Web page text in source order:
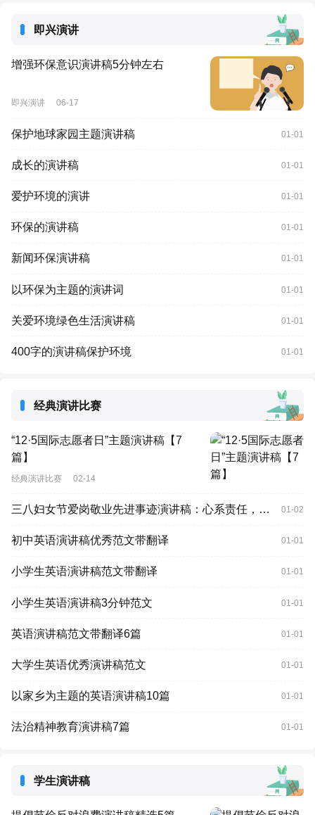
即兴演讲
增强环保意识演讲稿5分钟左右
即兴演讲 06-17
保护地球家园主题演讲稿 01-01
成长的演讲稿 01-01
爱护环境的演讲 01-01
环保的演讲稿 01-01
新闻环保演讲稿 01-01
以环保为主题的演讲词 01-01
关爱环境绿色生活演讲稿 01-01
400字的演讲稿保护环境 01-01
经典演讲比赛
“12·5国际志愿者日”主题演讲稿【7
篇】
经典演讲比赛 02-14
三八妇女节爱岗敬业先进事迹演讲稿：心系责任，情献教育 01-02
初中英语演讲稿优秀范文带翻译 01-01
小学生英语演讲稿范文带翻译 01-01
小学生英语演讲稿3分钟范文 01-01
英语演讲稿范文带翻译6篇 01-01
大学生英语优秀演讲稿范文 01-01
以家乡为主题的英语演讲稿10篇 01-01
法治精神教育演讲稿7篇 01-01
学生演讲稿